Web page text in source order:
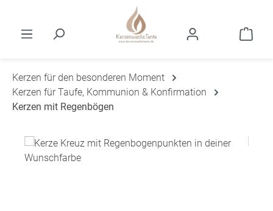
Kerzen für den besonderen Moment
Kerzen für Taufe, Kommunion & Konfirmation
Kerzen mit Regenbögen
Bildergalerie überspringen